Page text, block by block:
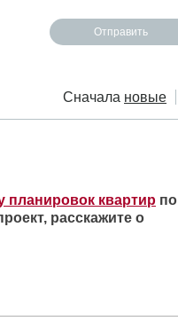
Сначала новые
планировок квартир по
расскажите о